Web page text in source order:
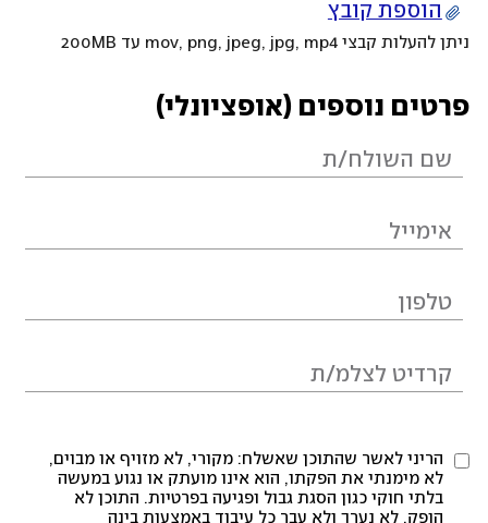
הוספת קובץ
ניתן להעלות קבצי mov, png, jpeg, jpg, mp4 עד 200MB
פרטים נוספים (אופציונלי)
הריני לאשר שהתוכן שאשלח: מקורי, לא מזויף או מבוים,
לא מימנתי את הפקתו, הוא אינו מועתק או נגוע במעשה
בלתי חוקי כגון הסגת גבול ופגיעה בפרטיות. התוכן לא
הופק, לא נערך ולא עבר כל עיבוד באמצעות בינה